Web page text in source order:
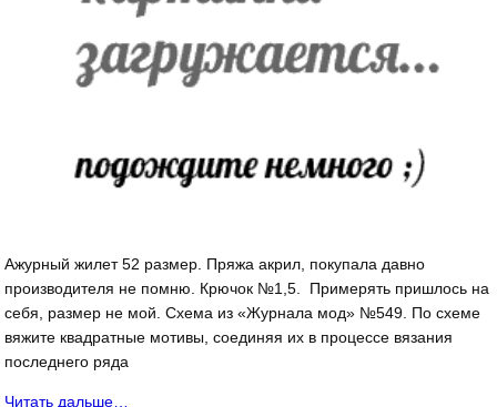
Ажурный жилет 52 размер. Пряжа акрил, покупала давно
производителя не помню. Крючок №1,5. Примерять пришлось на
себя, размер не мой. Схема из «Журнала мод» №549. По схеме
вяжите квадратные мотивы, соединяя их в процессе вязания
последнего ряда
Читать дальше…